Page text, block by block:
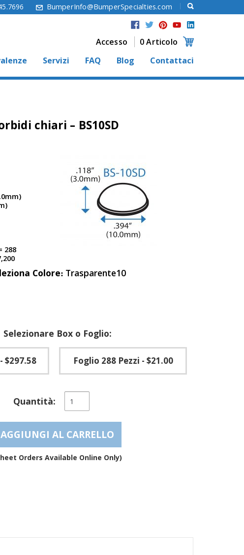
BumperInfo@BumperSpecialties.com
Accesso
0 Articolo
Servizi FAQ Blog Contattaci
chiari – BS10SD
288
Colore Trasparente10
Selezionare Box o Foglio:
- $297.58 Foglio 288 Pezzi - $21.00
Quantità:
Paracolpi
per
l'assormimento
suono
AGGIUNGI AL CARRELLO
Orders Available Online Only)